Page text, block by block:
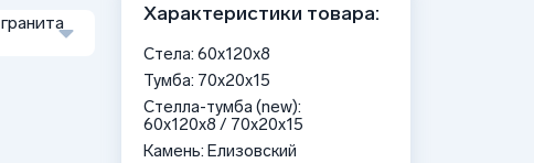
Характеристики товара:
Стела: 60х120х8
Тумба: 70x20x15
Стелла-тумба (new):
60x120x8 / 70x20x15
Камень: Елизовский